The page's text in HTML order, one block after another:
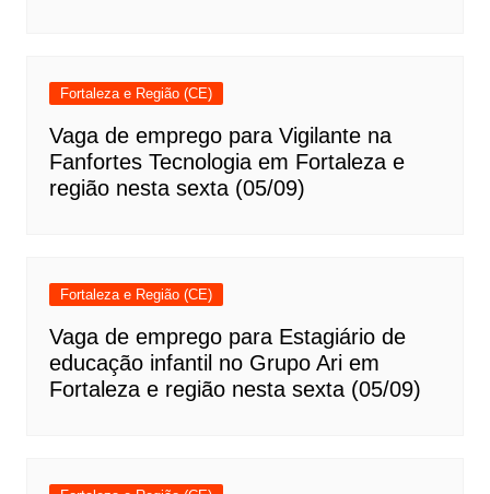
Fortaleza e Região (CE)
Vaga de emprego para Vigilante na
Fanfortes Tecnologia em Fortaleza e
região nesta sexta (05/09)
Fortaleza e Região (CE)
Vaga de emprego para Estagiário de
educação infantil no Grupo Ari em
Fortaleza e região nesta sexta (05/09)